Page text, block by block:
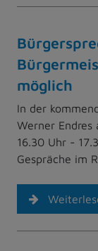
möglich
In der
Werner Endres
16.30 Uhr -
Gespräche im